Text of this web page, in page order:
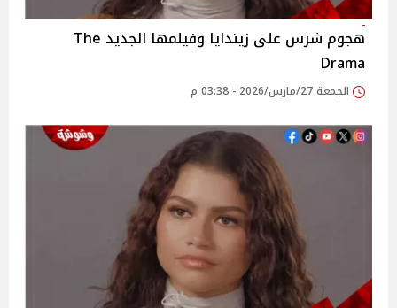
هجوم شرس على زيندايا وفيلمها الجديد The
Drama
الجمعة 27/مارس/2026 - 03:38 م